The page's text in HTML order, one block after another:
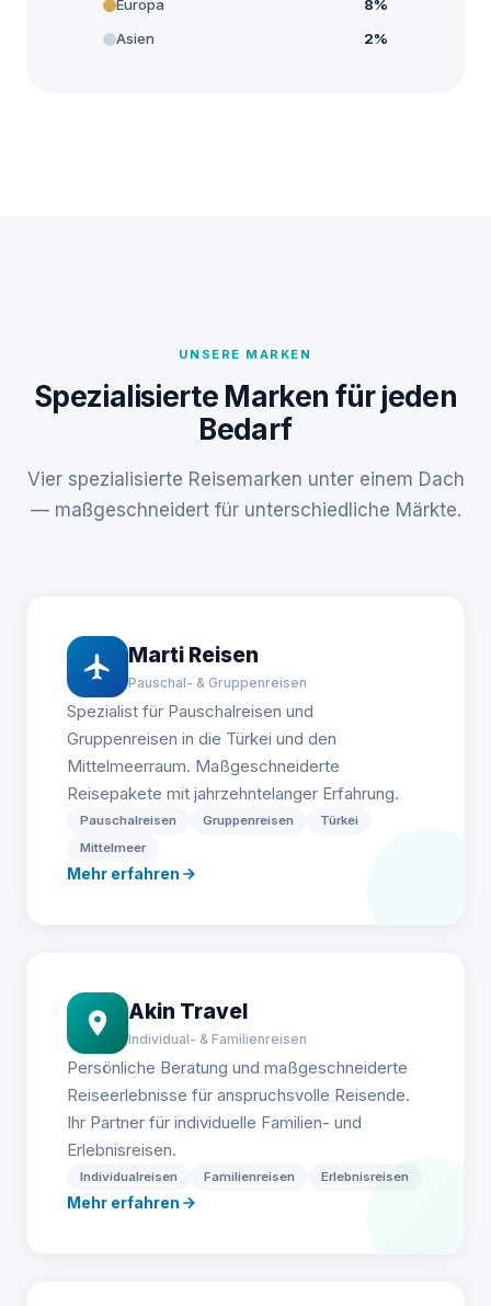
Europa
8%
Asien
2%
UNSERE MARKEN
Spezialisierte Marken für jeden
Bedarf
Vier spezialisierte Reisemarken unter einem Dach
— maßgeschneidert für unterschiedliche Märkte.
Marti Reisen
Pauschal- & Gruppenreisen
Spezialist für Pauschalreisen und
Gruppenreisen in die Türkei und den
Mittelmeerraum. Maßgeschneiderte
Reisepakete mit jahrzehntelanger Erfahrung.
Pauschalreisen Gruppenreisen
Türkei
Mittelmeer
Mehr erfahren
Akin Travel
Individual- & Familienreisen
Persönliche Beratung und maßgeschneiderte
Reiseerlebnisse für anspruchsvolle Reisende.
Ihr Partner für individuelle Familien- und
Erlebnisreisen.
Individualreisen Familienreisen Erlebnisreisen
Mehr erfahren